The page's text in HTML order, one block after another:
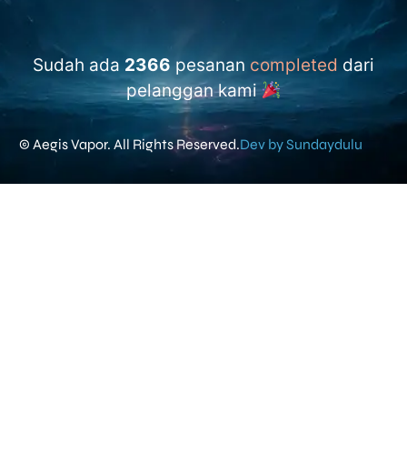
Sudah ada 2366 pesanan completed dari
pelanggan kami
© Aegis Vapor. All Rights Reserved.Dev by Sundaydulu